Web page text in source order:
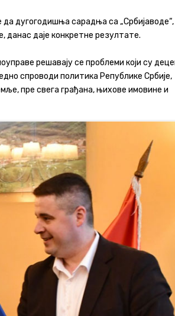
дугогодишња сарадња са „Србијаводе“,
данас даје конкретне резултате.
решавају се проблеми који су
спроводи политика Републике Србије,
пре свега грађана, њихове имовине и